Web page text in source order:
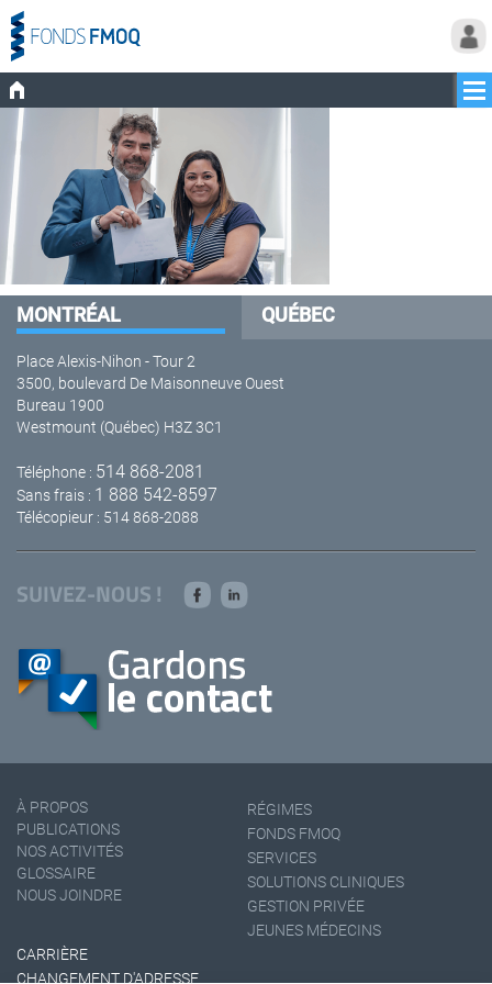
MONTRÉAL QUÉBEC
Place Alexis-Nihon - Tour 2
3500, boulevard De Maisonneuve Ouest
Bureau 1900
Westmount (Québec) H3Z 3C1
Téléphone : 514 868-2081
Sans frais : 1 888 542-8597
Télécopieur : 514 868-2088
SUIVEZ-NOUS !
À PROPOS
PUBLICATIONS
NOS ACTIVITÉS
GLOSSAIRE
NOUS JOINDRE
RÉGIMES
FONDS FMOQ
SERVICES
SOLUTIONS CLINIQUES
GESTION PRIVÉE
JEUNES MÉDECINS
CARRIÈRE
CHANGEMENT D'ADRESSE